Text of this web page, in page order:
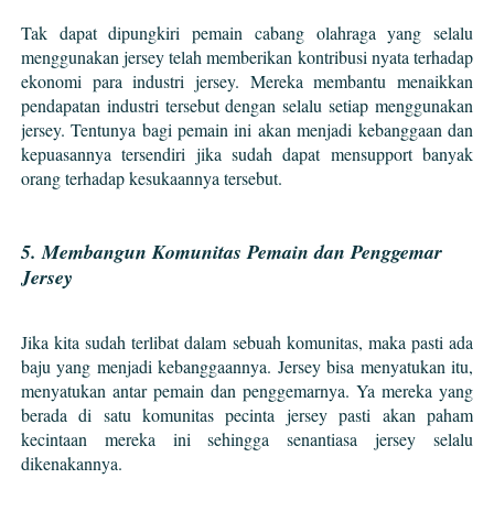
Tak dapat dipungkiri pemain cabang olahraga yang selalu
menggunakan jersey telah memberikan kontribusi nyata terhadap
ekonomi para industri jersey. Mereka membantu menaikkan
pendapatan industri tersebut dengan selalu setiap menggunakan
jersey. Tentunya bagi pemain ini akan menjadi kebanggaan dan
kepuasannya tersendiri jika sudah dapat mensupport banyak
orang terhadap kesukaannya tersebut.
5. Membangun Komunitas Pemain dan Penggemar
Jersey
Jika kita sudah terlibat dalam sebuah komunitas, maka pasti ada
baju yang menjadi kebanggaannya. Jersey bisa menyatukan itu,
menyatukan antar pemain dan penggemarnya. Ya mereka yang
berada di satu komunitas pecinta jersey pasti akan paham
kecintaan mereka ini sehingga senantiasa jersey selalu
dikenakannya.